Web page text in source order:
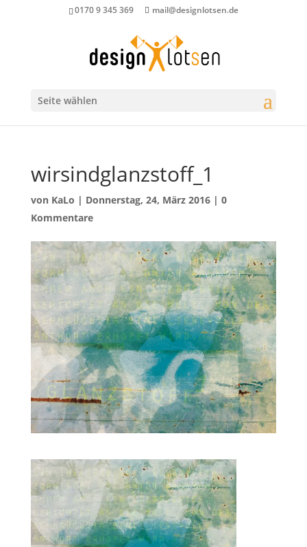
0170 9 345 369 mail@designlotsen.de
Seite wählen
wirsindglanzstoff_1
von KaLo | Donnerstag, 24, März 2016| 0
Kommentare